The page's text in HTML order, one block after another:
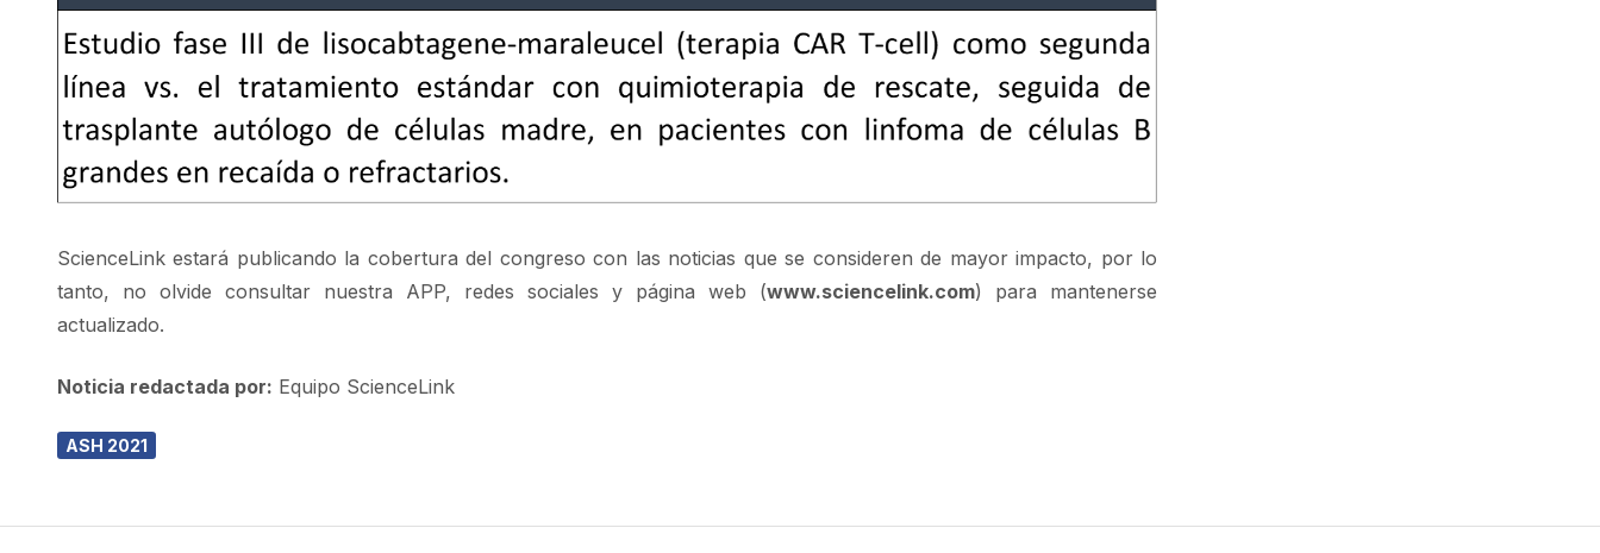
ScienceLink estará publicando la cobertura del congreso con las noticias que se consideren de mayor impacto, por lo
tanto, no olvide consultar nuestra APP, redes sociales y página web (www.sciencelink.com) para mantenerse
actualizado.
Noticia redactada por: Equipo ScienceLink
ASH 2021